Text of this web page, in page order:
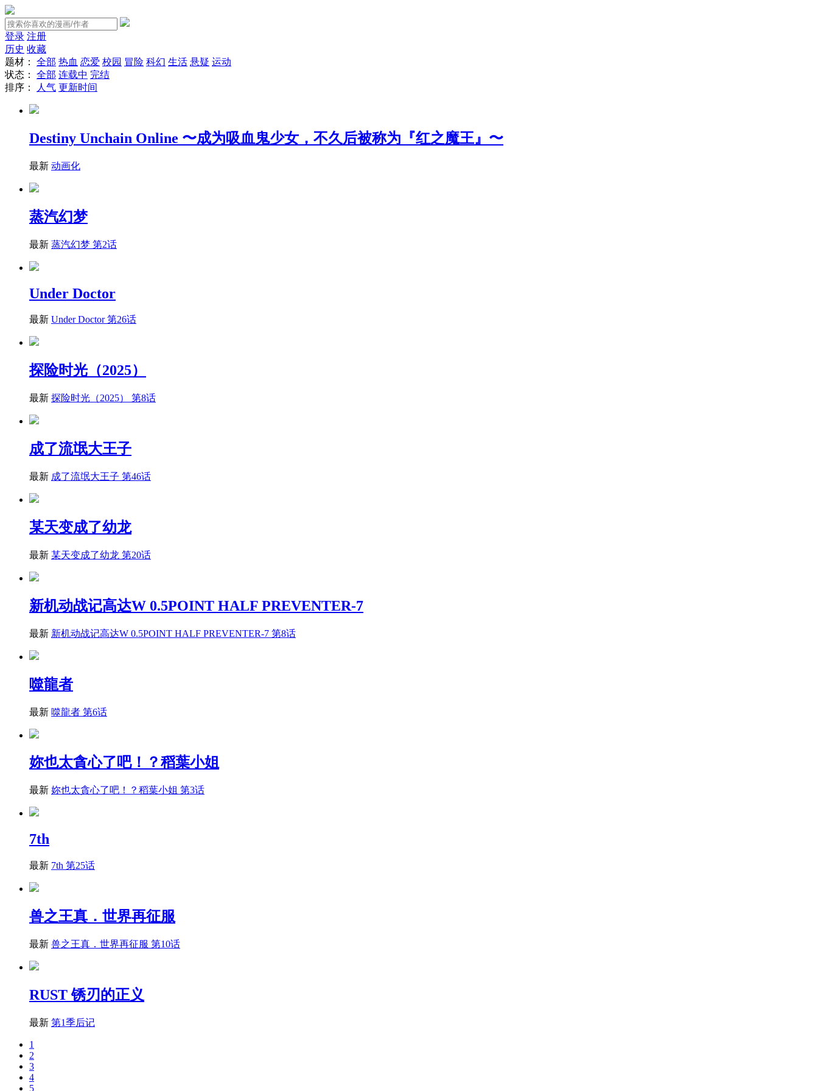
登录 注册
历史 收藏
题材：
全部 热血 恋爱 校园 冒险 科幻 生活 悬疑 运动
状态：
全部 连载中 完结
排序：
人气 更新时间
Destiny Unchain Online 〜成为吸血鬼少女，不久后被称为『红之魔王』〜
最新 动画化
蒸汽幻梦
最新 蒸汽幻梦 第2话
Under Doctor
最新 Under Doctor 第26话
探险时光（2025）
最新 探险时光（2025） 第8话
成了流氓大王子
最新 成了流氓大王子 第46话
某天变成了幼龙
最新 某天变成了幼龙 第20话
新机动战记高达W 0.5POINT HALF PREVENTER-7
最新 新机动战记高达W 0.5POINT HALF PREVENTER-7 第8话
噬龍者
最新 噬龍者 第6话
妳也太貪心了吧！？稻葉小姐
最新 妳也太貪心了吧！？稻葉小姐 第3话
7th
最新 7th 第25话
兽之王真．世界再征服
最新 兽之王真．世界再征服 第10话
RUST 锈刃的正义
最新 第1季后记
1
2
3
4
5